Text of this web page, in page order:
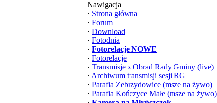
Nawigacja
· Strona główna
· Forum
· Download
· Fotodnia
· Fotorelacje NOWE
· Fotorelacje
· Transmisje z Obrad Rady Gminy (live)
· Archiwum transmisji sesji RG
· Parafia Zebrzydowice (msze na żywo)
· Parafia Kończyce Małe (msze na żywo)